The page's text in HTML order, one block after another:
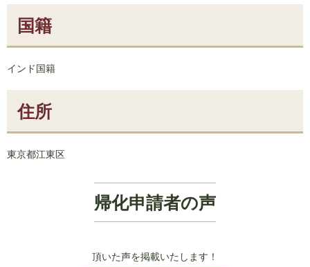
国籍
インド国籍
住所
東京都江東区
帰化申請者の声
頂いた声を掲載いたします！